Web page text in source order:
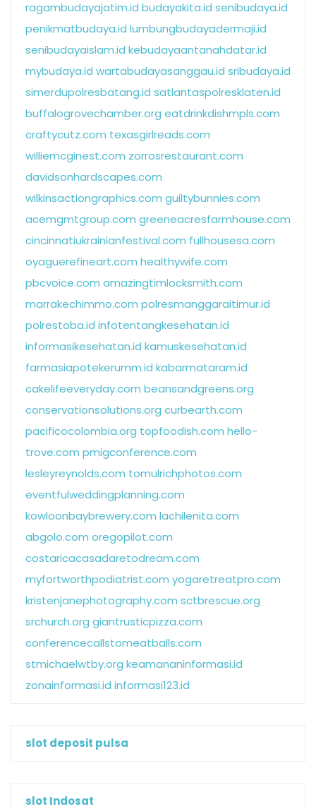
ragambudayajatim.id budayakita.id senibudaya.id
penikmatbudaya.id lumbungbudayadermaji.id
senibudayaislam.id kebudayaantanahdatar.id
mybudaya.id wartabudayasanggau.id sribudaya.id
simerdupolresbatang.id satlantaspolresklaten.id
buffalogrovechamber.org eatdrinkdishmpls.com
craftycutz.com texasgirlreads.com
williemcginest.com zorrosrestaurant.com
davidsonhardscapes.com
wilkinsactiongraphics.com guiltybunnies.com
acemgmtgroup.com greeneacresfarmhouse.com
cincinnatiukrainianfestival.com fullhousesa.com
oyaguerefineart.com healthywife.com
pbcvoice.com amazingtimlocksmith.com
marrakechimmo.com polresmanggaraitimur.id
polrestoba.id infotentangkesehatan.id
informasikesehatan.id kamuskesehatan.id
farmasiapotekerumm.id kabarmataram.id
cakelifeeveryday.com beansandgreens.org
conservationsolutions.org curbearth.com
pacificocolombia.org topfoodish.com hello-
trove.com pmigconference.com
lesleyreynolds.com tomulrichphotos.com
eventfulweddingplanning.com
kowloonbaybrewery.com lachilenita.com
abgolo.com oregopilot.com
costaricacasadaretodream.com
myfortworthpodiatrist.com yogaretreatpro.com
kristenjanephotography.com sctbrescue.org
srchurch.org giantrusticpizza.com
conferencecallstomeatballs.com
stmichaelwtby.org keamananinformasi.id
zonainformasi.id informasi123.id
slot deposit pulsa
slot Indosat